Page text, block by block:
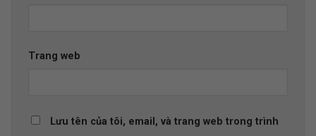
Trang web
Lưu tên của tôi, email, và trang web trong trình